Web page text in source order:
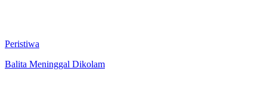
Peristiwa
Balita Meninggal Dikolam